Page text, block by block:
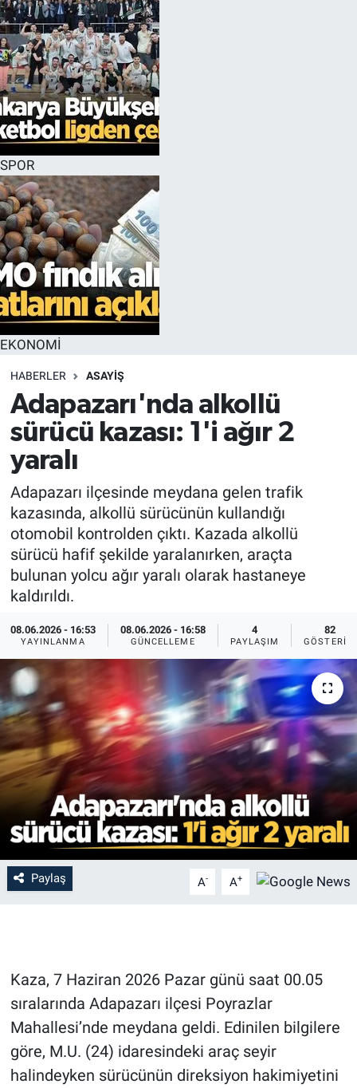
SPOR
EKONOMİ
HABERLER ASAYİŞ
Adapazarı'nda alkollü
sürücü kazası: 1'i ağır 2
yaralı
Adapazarı ilçesinde meydana gelen trafik
kazasında, alkollü sürücünün kullandığı
otomobil kontrolden çıktı. Kazada alkollü
sürücü hafif şekilde yaralanırken, araçta
bulunan yolcu ağır yaralı olarak hastaneye
kaldırıldı.
08.06.2026 - 16:53
YAYINLANMA
08.06.2026 - 16:58
GÜNCELLEME
4
PAYLAŞIM
82
GÖSTERIM
Paylaş A- A+
Kaza, 7 Haziran 2026 Pazar günü saat 00.05
sıralarında Adapazarı ilçesi Poyrazlar
Mahallesi’nde meydana geldi. Edinilen bilgilere
göre, M.U. (24) idaresindeki araç seyir
halindeyken sürücünün direksiyon hakimiyetini